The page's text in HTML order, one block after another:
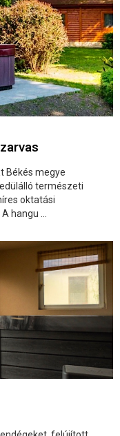
Békés megye
természeti
oktatási
hangu ...